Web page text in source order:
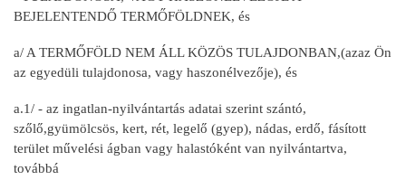
BEJELENTENDŐ TERMŐFÖLDNEK, és
a/ A TERMŐFÖLD NEM ÁLL KÖZÖS TULAJDONBAN,(azaz Ön
az egyedüli tulajdonosa, vagy haszonélvezője), és
a.1/ - az ingatlan-nyilvántartás adatai szerint szántó,
szőlő,gyümölcsös, kert, rét, legelő (gyep), nádas, erdő, fásított
terület művelési ágban vagy halastóként van nyilvántartva,
továbbá